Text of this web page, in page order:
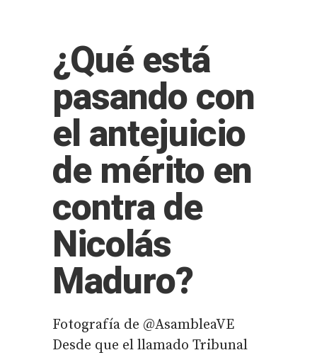
¿Qué está
pasando con
el antejuicio
de mérito en
contra de
Nicolás
Maduro?
Fotografía de @AsambleaVE
Desde que el llamado Tribunal